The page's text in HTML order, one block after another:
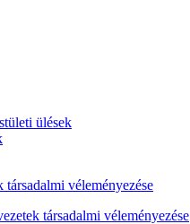
ülések
társadalmi véleményezése
társadalmi véleményezése